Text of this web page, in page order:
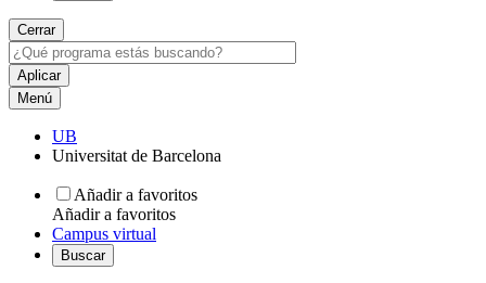
Cerrar
Menú
UB
Universitat de Barcelona
Añadir a favoritos
Añadir a favoritos
Campus virtual
Buscar